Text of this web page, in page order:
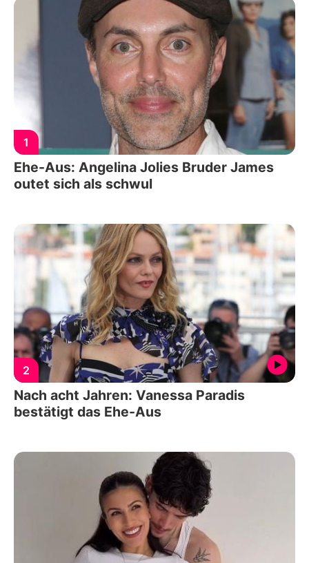
1
Ehe-Aus: Angelina Jolies Bruder James
outet sich als schwul
2
Nach acht Jahren: Vanessa Paradis
bestätigt das Ehe-Aus